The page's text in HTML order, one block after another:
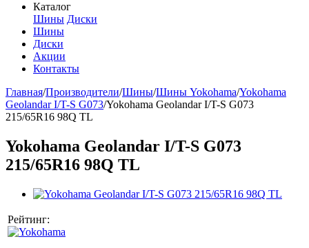
Каталог
Шины Диски
Шины
Диски
Акции
Контакты
Главная/Производители/Шины/Шины Yokohama/Yokohama
Geolandar I/T-S G073/Yokohama Geolandar I/T-S G073
215/65R16 98Q TL
Yokohama Geolandar I/T-S G073
215/65R16 98Q TL
Рейтинг: